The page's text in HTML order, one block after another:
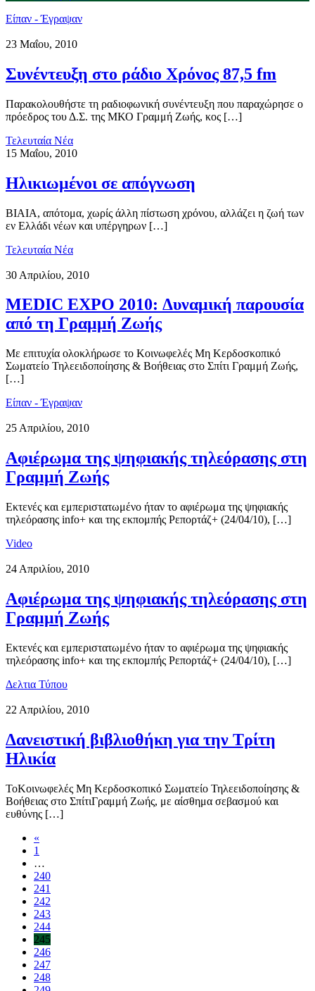
Είπαν - Έγραψαν
23 Μαΐου, 2010
Συνέντευξη στο ράδιο Χρόνος 87,5 fm
Παρακολουθήστε τη ραδιοφωνική συνέντευξη που παραχώρησε ο
πρόεδρος του Δ.Σ. της ΜΚΟ Γραμμή Ζωής, κος […]
Τελευταία Νέα
15 Μαΐου, 2010
Ηλικιωμένοι σε απόγνωση
ΒΙΑΙΑ, απότομα, χωρίς άλλη πίστωση χρόνου, αλλάζει η ζωή των
εν Ελλάδι νέων και υπέργηρων […]
Τελευταία Νέα
30 Απριλίου, 2010
MEDIC EXPO 2010: Δυναμική παρουσία
από τη Γραμμή Ζωής
Με επιτυχία ολοκλήρωσε το Κοινωφελές Μη Κερδοσκοπικό
Σωματείο Τηλεειδοποίησης & Βοήθειας στο Σπίτι Γραμμή Ζωής,
[…]
Είπαν - Έγραψαν
25 Απριλίου, 2010
Αφιέρωμα της ψηφιακής τηλεόρασης στη
Γραμμή Ζωής
Εκτενές και εμπεριστατωμένο ήταν το αφιέρωμα της ψηφιακής
τηλεόρασης info+ και της εκπομπής Ρεπορτάζ+ (24/04/10), […]
Video
24 Απριλίου, 2010
Αφιέρωμα της ψηφιακής τηλεόρασης στη
Γραμμή Ζωής
Εκτενές και εμπεριστατωμένο ήταν το αφιέρωμα της ψηφιακής
τηλεόρασης info+ και της εκπομπής Ρεπορτάζ+ (24/04/10), […]
Δελτια Τύπου
22 Απριλίου, 2010
Δανειστική βιβλιοθήκη για την Τρίτη
Ηλικία
ToΚοινωφελές Μη Κερδοσκοπικό Σωματείο Τηλεειδοποίησης &
Βοήθειας στο ΣπίτιΓραμμή Ζωής, με αίσθημα σεβασμού και
ευθύνης […]
«
1
…
240
241
242
243
244
245
246
247
248